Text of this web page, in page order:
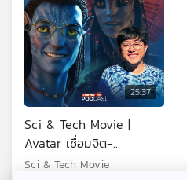
25:37
Sci & Tech Movie |
Avatar เชื่อมจิต-
วิวัฒนาการ ดาว Pandora
Sci & Tech Movie